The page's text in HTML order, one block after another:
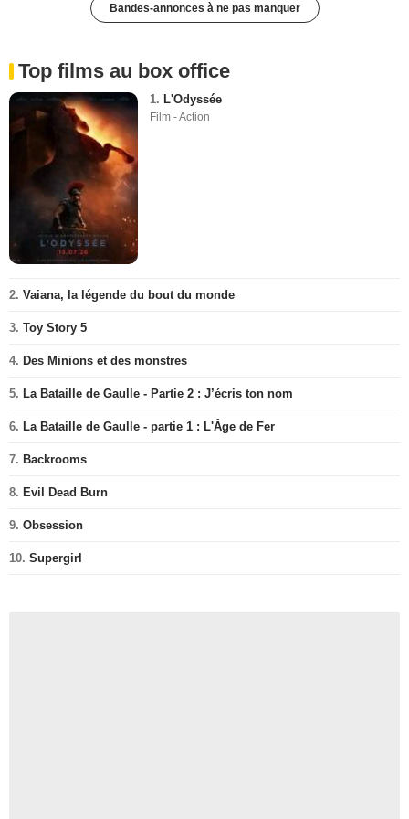
Bandes-annonces à ne pas manquer
Top films au box office
1. L'Odyssée
Film - Action
2. Vaiana, la légende du bout du monde
3. Toy Story 5
4. Des Minions et des monstres
5. La Bataille de Gaulle - Partie 2 : J’écris ton nom
6. La Bataille de Gaulle - partie 1 : L'Âge de Fer
7. Backrooms
8. Evil Dead Burn
9. Obsession
10. Supergirl